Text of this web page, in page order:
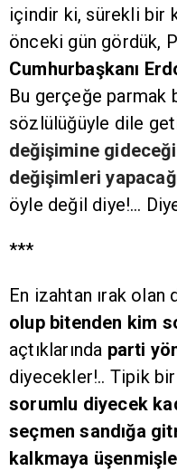
içindir ki, sürekli bir
önceki gün gördük,
Cumhurbaşkanı
Bu gerçeğe parmak
sözlülüğüyle dile
değişimine
değişimleri
öyle değil diye!…
***
En izahtan ırak olan
olup bitenden kim
açtıklarında parti
diyecekler!.. Tipik
sorumlu diyecek
seçmen sandığa
kalkmaya